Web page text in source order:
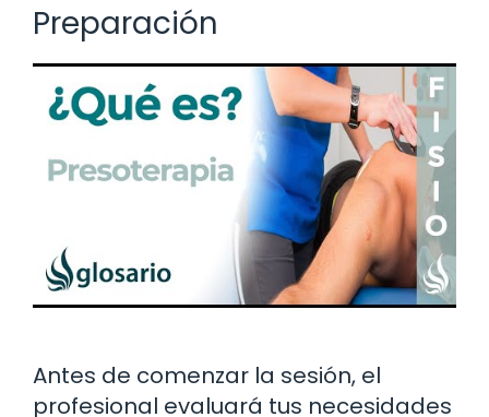
Preparación
Antes de comenzar la sesión, el
profesional evaluará tus necesidades